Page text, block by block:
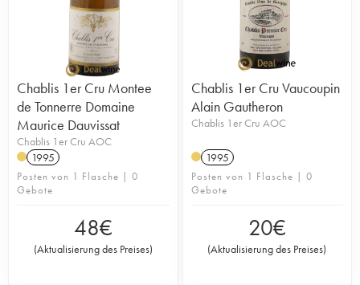
Chablis 1er Cru Montee
de Tonnerre Domaine
Maurice Dauvissat
Chablis 1er Cru AOC
1995
Posten von 1 Flasche | 0
Gebote
48€
(Aktualisierung des Preises)
Chablis 1er Cru Vaucoupin
Alain Gautheron
Chablis 1er Cru AOC
1995
Posten von 1 Flasche | 0
Gebote
20€
(Aktualisierung des Preises)